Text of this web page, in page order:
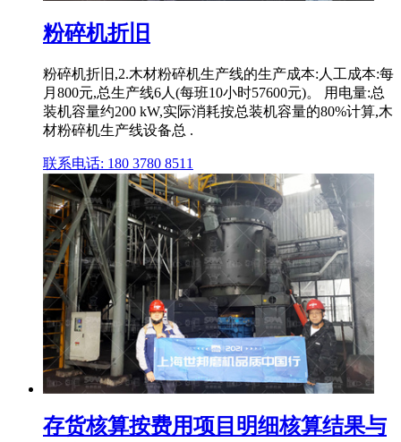
粉碎机折旧
粉碎机折旧,2.木材粉碎机生产线的生产成本:人工成本:每
月800元,总生产线6人(每班10小时57600元)。 用电量:总
装机容量约200 kW,实际消耗按总装机容量的80%计算,木
材粉碎机生产线设备总 .
联系电话: 180 3780 8511
存货核算按费用项目明细核算结果与